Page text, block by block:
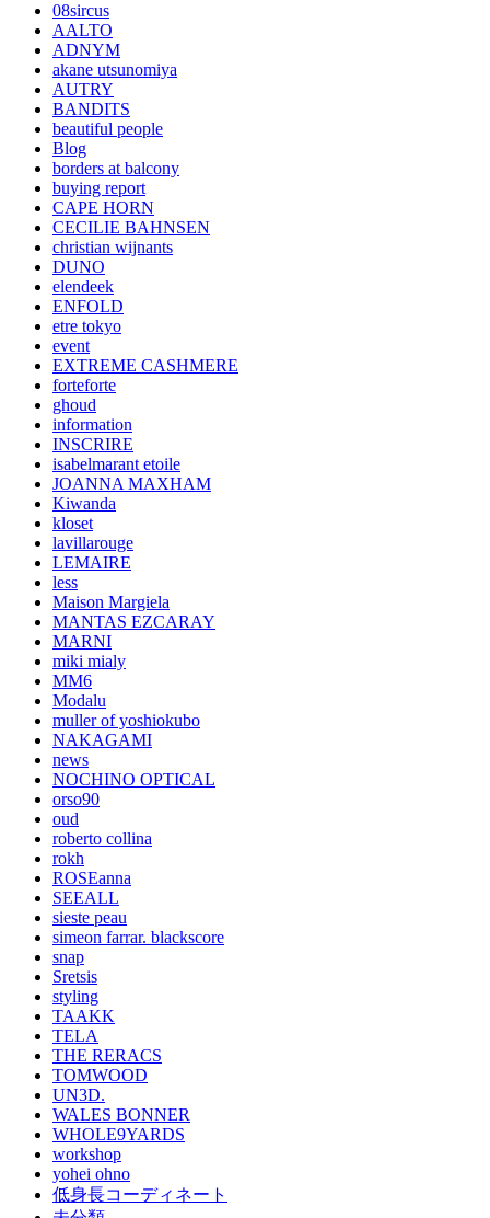
08sircus
AALTO
ADNYM
akane utsunomiya
AUTRY
BANDITS
beautiful people
Blog
borders at balcony
buying report
CAPE HORN
CECILIE BAHNSEN
christian wijnants
DUNO
elendeek
ENFOLD
etre tokyo
event
EXTREME CASHMERE
forteforte
ghoud
information
INSCRIRE
isabelmarant etoile
JOANNA MAXHAM
Kiwanda
kloset
lavillarouge
LEMAIRE
less
Maison Margiela
MANTAS EZCARAY
MARNI
miki mialy
MM6
Modalu
muller of yoshiokubo
NAKAGAMI
news
NOCHINO OPTICAL
orso90
oud
roberto collina
rokh
ROSEanna
SEEALL
sieste peau
simeon farrar. blackscore
snap
Sretsis
styling
TAAKK
TELA
THE RERACS
TOMWOOD
UN3D.
WALES BONNER
WHOLE9YARDS
workshop
yohei ohno
低身長コーディネート